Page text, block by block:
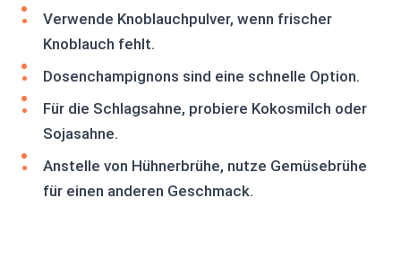
Verwende Knoblauchpulver, wenn frischer
Knoblauch fehlt.
Dosenchampignons sind eine schnelle Option.
Für die Schlagsahne, probiere Kokosmilch oder
Sojasahne.
Anstelle von Hühnerbrühe, nutze Gemüsebrühe
für einen anderen Geschmack.